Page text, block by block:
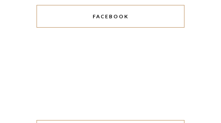
FACEBOOK